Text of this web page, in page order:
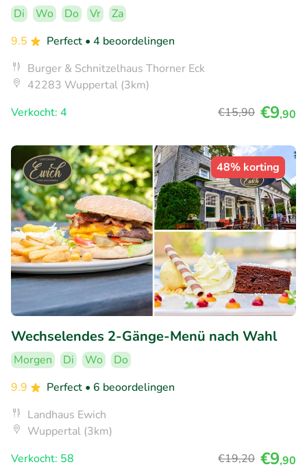
Di Wo Do Vr
Za
9.5
Perfect • 4 beoordelingen
Burger & Schnitzelhaus Thorner Eck
42283 Wuppertal (3km)
Verkocht: 4
€15,90 €9,90
48% korting
Wechselendes 2-Gänge-Menü nach Wahl
Morgen Di Wo
Do
9.9
Perfect • 6 beoordelingen
Landhaus Ewich
Wuppertal (3km)
Verkocht: 58
€19,20 €9,90